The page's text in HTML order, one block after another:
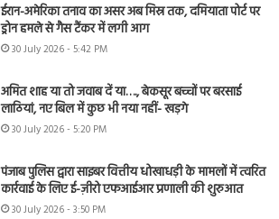
ईरान-अमेरिका तनाव का असर अब मिस्र तक, दमियाता पोर्ट पर
ड्रोन हमले से गैस टैंकर में लगी आग
30 July 2026 - 5:42 PM
अमित शाह या तो जवाब दें या…., बेकसूर बच्चों पर बरसाई
लाठियां, नए बिल में कुछ भी नया नहीं- खड़गे
30 July 2026 - 5:20 PM
पंजाब पुलिस द्वारा साइबर वित्तीय धोखाधड़ी के मामलों में त्वरित
कार्रवाई के लिए ई-ज़ीरो एफआईआर प्रणाली की शुरुआत
30 July 2026 - 3:50 PM